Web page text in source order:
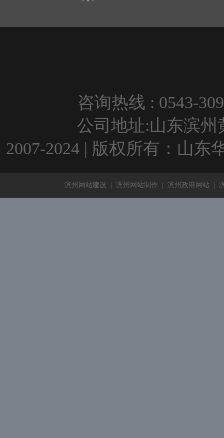
咨询热线 : 0543-
公司地址:山东滨州
2007-2024 | 版权所有：山
滨州网站建设 滨州网站制作 滨州政府网站